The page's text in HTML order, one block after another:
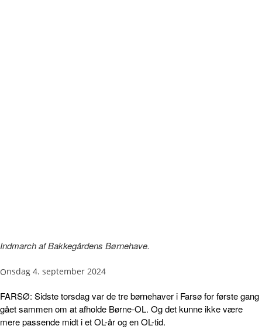
Indmarch af Bakkegårdens Børnehave.
onsdag 4. september 2024
FARSØ: Sidste torsdag var de tre børnehaver i Farsø for første gang
gået sammen om at afholde Børne-OL. Og det kunne ikke være
mere passende midt i et OL-år og en OL-tid.